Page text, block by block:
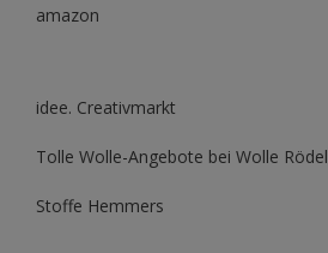
amazon
idee. Creativmarkt
Tolle Wolle-Angebote bei Wolle Rödel
Stoffe Hemmers